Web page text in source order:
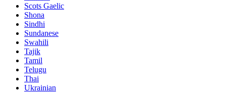
Scots Gaelic
Shona
Sindhi
Sundanese
Swahili
Tajik
Tamil
Telugu
Thai
Ukrainian